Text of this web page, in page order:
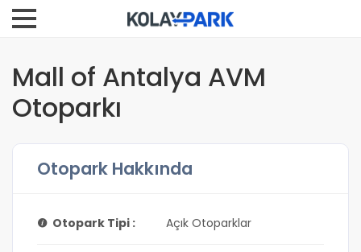
Mall of Antalya AVM
Otoparkı
Otopark Hakkında
Otopark Tipi : Açık Otoparklar